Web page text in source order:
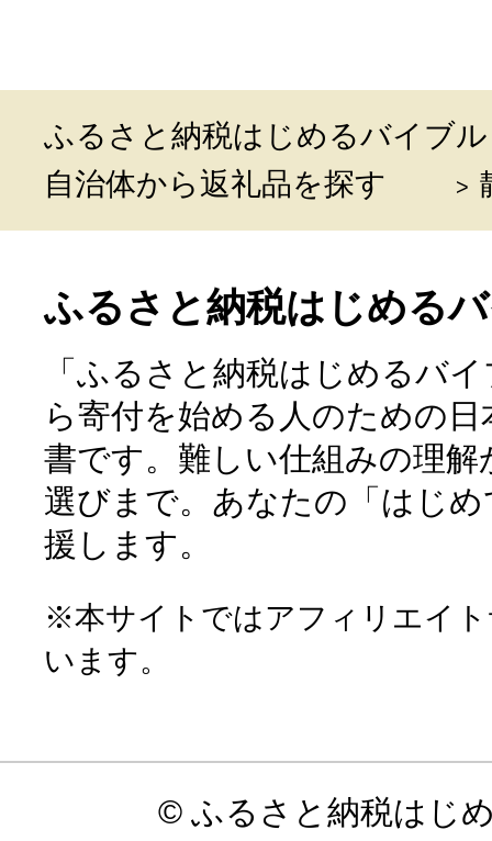
ふるさと納税はじめるバイブル
自治体から返礼品を探す
ふるさと納税はじめる
「ふるさと納税はじめるバ
ら寄付を始める人のための
書です。難しい仕組みの理
選びまで。あなたの「はじ
援します。
※本サイトではアフィリエイ
います。
© ふるさと納税はじ